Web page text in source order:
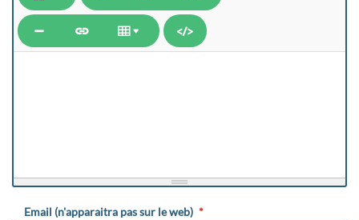
Email (n'apparaitra pas sur le web)